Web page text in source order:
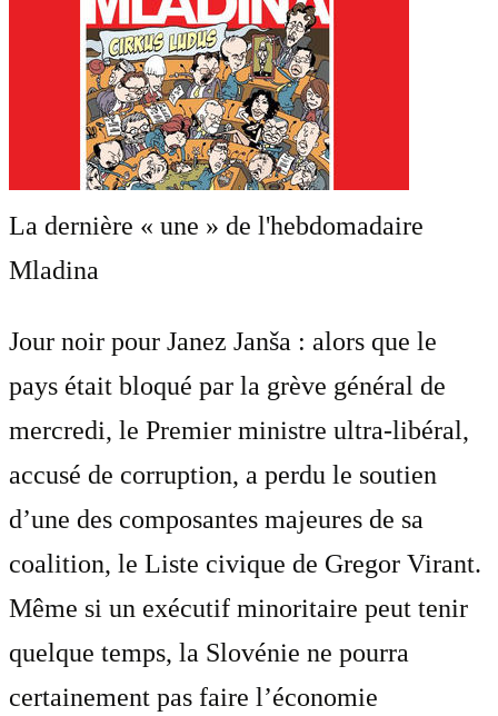
La dernière « une » de l'hebdomadaire
Mladina
Jour noir pour Janez Janša : alors que le
pays était bloqué par la grève général de
mercredi, le Premier ministre ultra-libéral,
accusé de corruption, a perdu le soutien
d’une des composantes majeures de sa
coalition, le Liste civique de Gregor Virant.
Même si un exécutif minoritaire peut tenir
quelque temps, la Slovénie ne pourra
certainement pas faire l’économie